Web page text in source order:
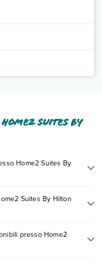
Suites By
Home2 Suites By
Scoprile tutte nella
Suites By Hilton
dell'hotel, ecc). Per
di ricerca e scegli
presso Home2